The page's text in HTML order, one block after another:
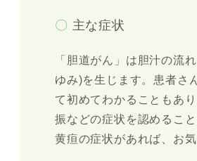
〇 主な症状
「胆道がん」は胆汁の流
ゆみ)を生じます。患者さ
て初めてわかることもあ
振などの症状を認めること
黄疸の症状があれば、お